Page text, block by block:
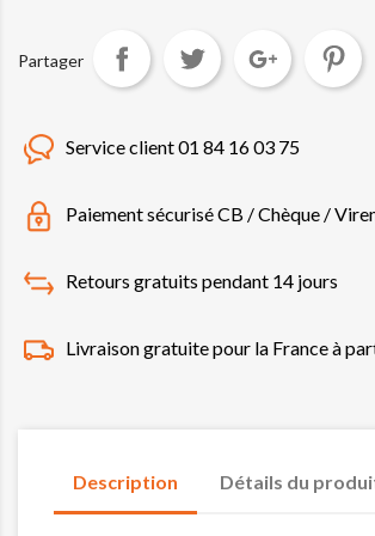
Partager
Service client 01 84 16 03 75
Paiement sécurisé CB / Chèque /
Retours gratuits pendant 14 jours
Livraison gratuite pour la France à
Description Détails du